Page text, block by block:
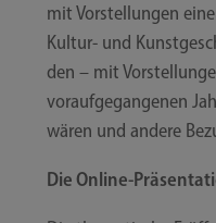
mit Vor­stel­lun­gen
Kultur- und
den – mit
vor­auf­ge­gan­ge­nen
wären und ande­re
Die Online-​​